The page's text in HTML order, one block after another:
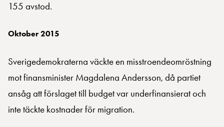
155 avstod.
Oktober 2015
Sverigedemokraterna väckte en misstroendeomröstning
mot finansminister Magdalena Andersson, då partiet
ansåg att förslaget till budget var underfinansierat och
inte täckte kostnader för migration.